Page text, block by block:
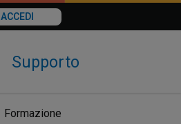
ACCEDI
Supporto
Formazione